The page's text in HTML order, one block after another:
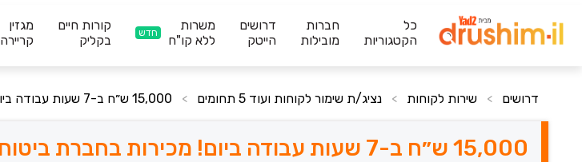
כל
הקטגוריות
חברות
מובילות
דרושים
הייטק
משרות
ללא קו"ח
חדש
קורות חיים
בקליק
מגזין
קריירה
דרושים > שירות לקוחות > נציג/ת שימור לקוחות ועוד 5 תחומים > 15,000 ש״ח ב-7 שעות עבודה ביום! מכירות בחברת ביטוח
15,000 ש״ח ב-7 שעות עבודה ביום! מכירות בחברת ביטוח